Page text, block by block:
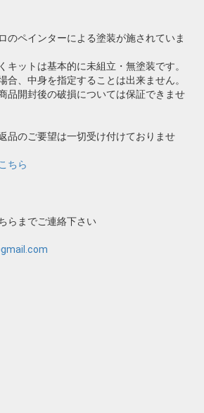
のペインターによる塗装が施されていま
キットは基本的に未組立・無塗装です。
合、中身を指定することは出来ません。
品開封後の破損については保証できませ
品のご要望は一切受け付けておりませ
ちら
らまでご連絡下さい